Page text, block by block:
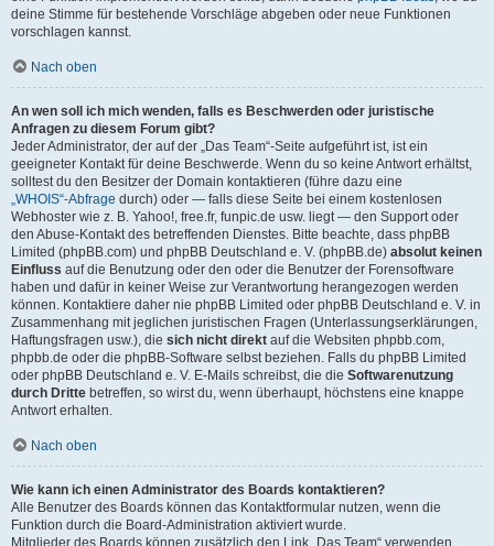
deine Stimme für bestehende Vorschläge abgeben oder neue Funktionen
vorschlagen kannst.
Nach oben
An wen soll ich mich wenden, falls es Beschwerden oder juristische
Anfragen zu diesem Forum gibt?
Jeder Administrator, der auf der „Das Team“-Seite aufgeführt ist, ist ein
geeigneter Kontakt für deine Beschwerde. Wenn du so keine Antwort erhältst,
solltest du den Besitzer der Domain kontaktieren (führe dazu eine
„WHOIS“-Abfrage durch) oder — falls diese Seite bei einem kostenlosen
Webhoster wie z. B. Yahoo!, free.fr, funpic.de usw. liegt — den Support oder
den Abuse-Kontakt des betreffenden Dienstes. Bitte beachte, dass phpBB
Limited (phpBB.com) und phpBB Deutschland e. V. (phpBB.de) absolut keinen
Einfluss auf die Benutzung oder den oder die Benutzer der Forensoftware
haben und dafür in keiner Weise zur Verantwortung herangezogen werden
können. Kontaktiere daher nie phpBB Limited oder phpBB Deutschland e. V. in
Zusammenhang mit jeglichen juristischen Fragen (Unterlassungserklärungen,
Haftungsfragen usw.), die sich nicht direkt auf die Websiten phpbb.com,
phpbb.de oder die phpBB-Software selbst beziehen. Falls du phpBB Limited
oder phpBB Deutschland e. V. E-Mails schreibst, die die Softwarenutzung
durch Dritte betreffen, so wirst du, wenn überhaupt, höchstens eine knappe
Antwort erhalten.
Nach oben
Wie kann ich einen Administrator des Boards kontaktieren?
Alle Benutzer des Boards können das Kontaktformular nutzen, wenn die
Funktion durch die Board-Administration aktiviert wurde.
Mitglieder des Boards können zusätzlich den Link „Das Team“ verwenden.